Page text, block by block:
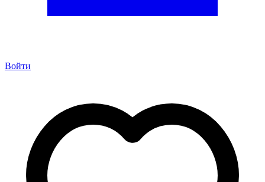
Войти